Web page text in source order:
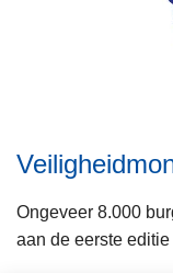
Ongeveer 8.000
aan de eerste